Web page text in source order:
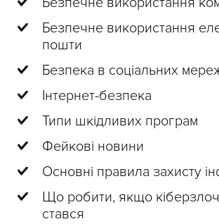
Безпечне використання
пошти
Безпека в соціальних
Інтернет-безпека
Типи шкідливих програм
Фейкові новини
Основні правила захисту
Що робити, якщо
стався